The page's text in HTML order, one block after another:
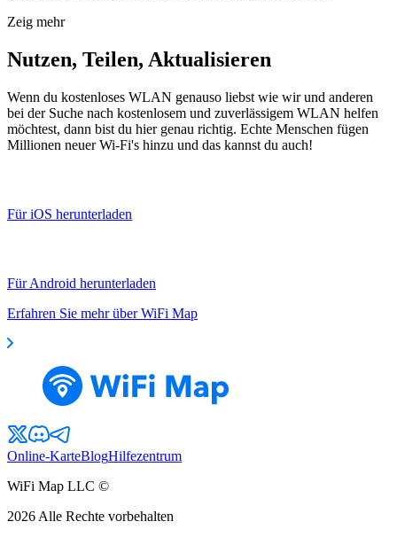
Zeig mehr
Nutzen, Teilen, Aktualisieren
Wenn du kostenloses WLAN genauso liebst wie wir und anderen
bei der Suche nach kostenlosem und zuverlässigem WLAN helfen
möchtest, dann bist du hier genau richtig. Echte Menschen fügen
Millionen neuer Wi-Fi's hinzu und das kannst du auch!
Für iOS herunterladen
Für Android herunterladen
Erfahren Sie mehr über WiFi Map
Online-KarteBlogHilfezentrum
WiFi Map LLC ©
2026 Alle Rechte vorbehalten